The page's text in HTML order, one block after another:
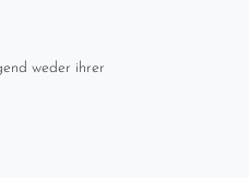
weder ihrer